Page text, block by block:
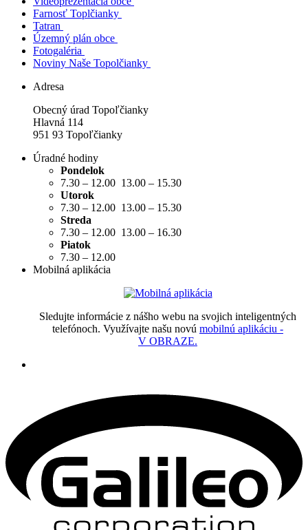
Farnosť Toplčianky
Tatran
Územný plán obce
Fotogaléria
Noviny Naše Topolčianky
Adresa
Obecný úrad Topoľčianky
Hlavná 114
951 93 Topoľčianky
Úradné hodiny
Pondelok
7.30 – 12.00 13.00 – 15.30
Utorok
7.30 – 12.00 13.00 – 15.30
Streda
7.30 – 12.00 13.00 – 16.30
Piatok
7.30 – 12.00
Mobilná aplikácia
Sledujte informácie z nášho webu na svojich inteligentných
telefónoch. Využívajte našu novú mobilnú aplikáciu -
V OBRAZE.